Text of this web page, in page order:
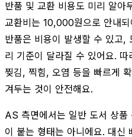
반품 및 교환 비용도 미리 알
교환비는 10,000원으로 안내
반품은 비용이 발생할 수 있고,
리 기준이 달라질 수 있어요.
찢김, 찍힘, 오염 등을 빠르게
겨두는 것이 안전해요.
AS 측면에서는 일반 도서 상품
이 붙는 형태는 아니에요. 대신